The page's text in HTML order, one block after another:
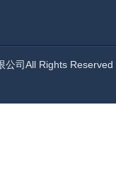
公司All Rights